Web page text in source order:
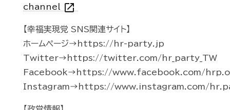
channel open_in_new
【幸福実現党 SNS関連サイト】
ホームページ→https://hr-party.jp
Twitter→https://twitter.com/hr_party_TW
Facebook→https://www.facebook.com/
Instagram→https://www.instagram.com/